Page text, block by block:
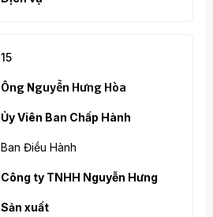
15
Ông Nguyễn Hưng Hòa
Ủy Viên Ban Chấp Hành
Ban Điều Hành
Công ty TNHH Nguyễn Hưng
Sản xuất